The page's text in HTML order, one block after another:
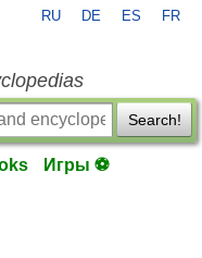
RU DE ES FR
Search!
Игры ⚽